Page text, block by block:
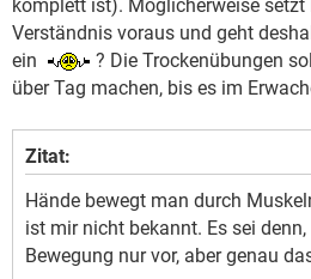
komplett ist). Möglicherweise setzt
Verständnis voraus und geht
ein
? Die Trockenübungen
über Tag machen, bis es im
Zitat:
Hände bewegt man durch
ist mir nicht bekannt. Es sei
Bewegung nur vor, aber genau